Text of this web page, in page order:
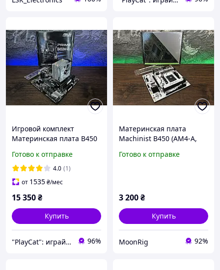
Игровой комплект
Материнская плата B450
16GB DDR4
Готово к отправке
4.0 (1)
от 1535₴/мес
15 350₴
Купить
"PlayCat": играй на максимум! 96%
Материнская плата
Machinist B450 (AM4-A,
Готово к отправке
3 200₴
Купить
MoonRig 92%